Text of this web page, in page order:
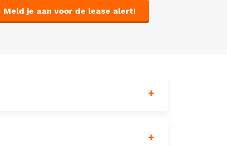
Meld je aan voor de lease alert!